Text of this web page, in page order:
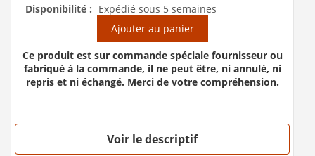
Disponibilité : Expédié sous 5 semaines
Ajouter au panier
Ce produit est sur commande spéciale fournisseur ou
fabriqué à la commande, il ne peut être, ni annulé, ni
repris et ni échangé. Merci de votre compréhension.
Voir le descriptif